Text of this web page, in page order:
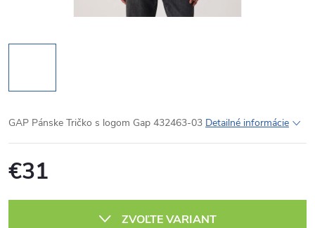
GAP Pánske Tričko s logom Gap 432463-03 Detailné informácie
€31
ZVOĽTE VARIANT